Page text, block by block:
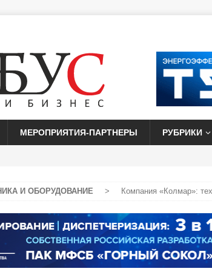
МЕРОПРИЯТИЯ-ПАРТНЕРЫ РУБРИКИ
И ОБОРУДОВАНИЕ > Компания «Колмар»: